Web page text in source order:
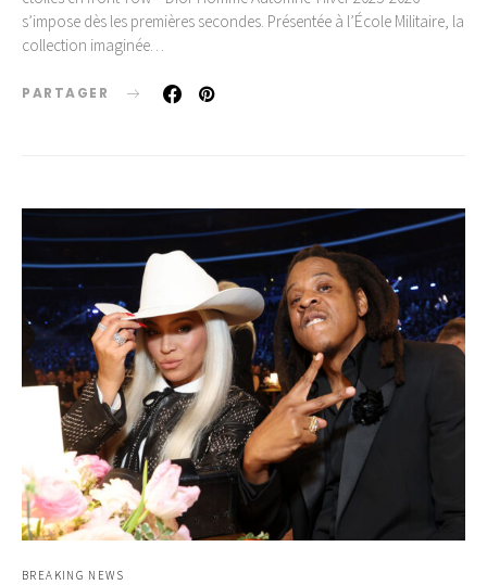
s’impose dès les premières secondes. Présentée à l’École Militaire, la
collection imaginée…
PARTAGER
BREAKING NEWS